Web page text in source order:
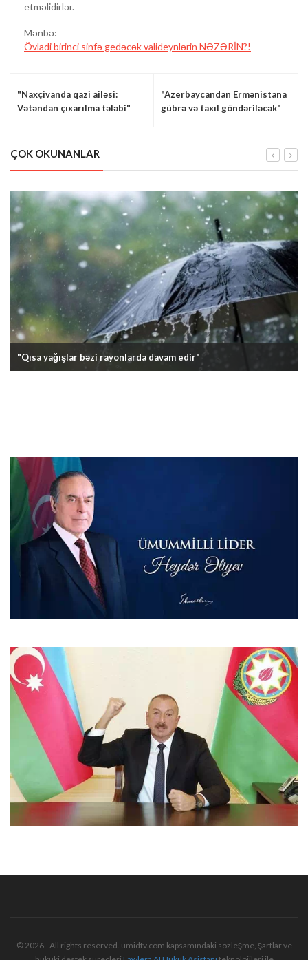
etməlidirlər.
Mənbə:
Övladi birinci sinfə gedəcək valideynlərin NƏZƏRİN?!
"Naxçivanda qazi ailəsi:
Vətəndan çıxarılma tələbi"
"Azerbaycandan Ermənistana
gübrə və taxıl göndəriləcək"
ÇOK OKUNANLAR
"Qısa yağışlar bəzi rayonlarda davam edir"
© 2026 - All rights reserved. umidtv.com kapsamındaki sözleşme, şartlar ve